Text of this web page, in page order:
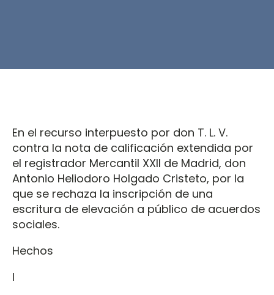
En el recurso interpuesto por don T. L. V.
contra la nota de calificación extendida por
el registrador Mercantil XXII de Madrid, don
Antonio Heliodoro Holgado Cristeto, por la
que se rechaza la inscripción de una
escritura de elevación a público de acuerdos
sociales.
Hechos
I